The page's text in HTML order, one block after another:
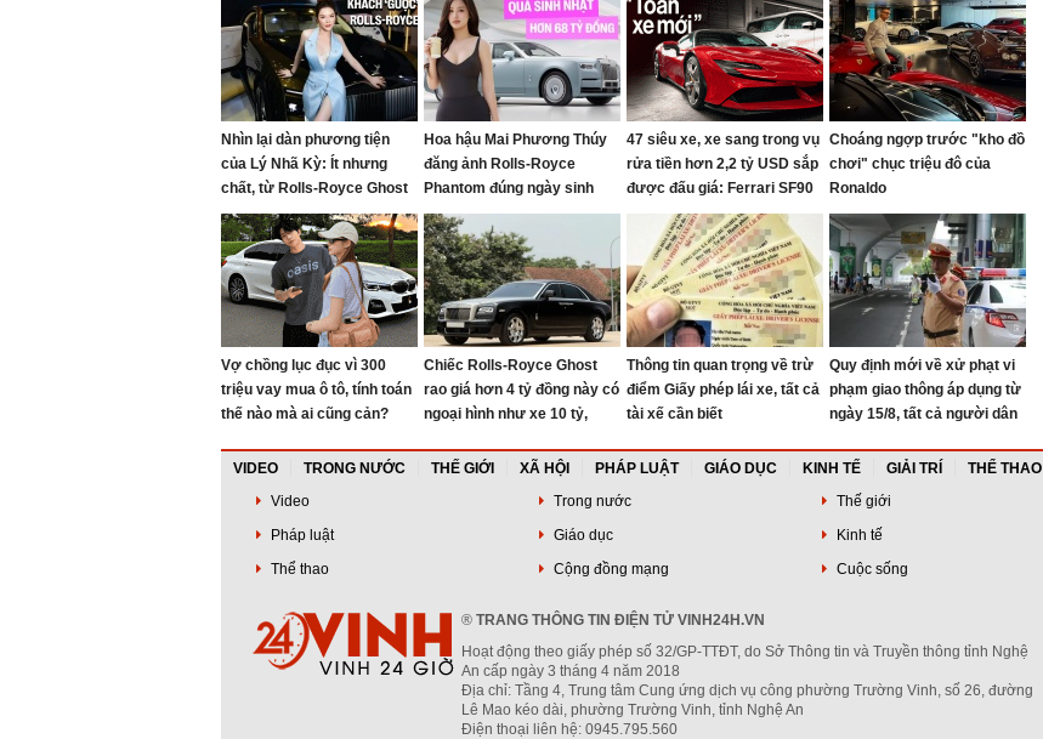
Nhìn lại dàn phương tiện
của Lý Nhã Kỳ: Ít nhưng
chất, từ Rolls-Royce Ghost
đến du thuyền hơn 100 tỷ
đồng
Hoa hậu Mai Phương Thúy
đăng ảnh Rolls-Royce
Phantom đúng ngày sinh
nhật: Bản giới hạn 10 chiếc
toàn cầu, giá quy đổi gần 68
tỷ đồng
47 siêu xe, xe sang trong vụ
rửa tiền hơn 2,2 tỷ USD sắp
được đấu giá: Ferrari SF90
gần như mới, Rolls-Royce
xếp hàng dài
Choáng ngợp trước "kho đồ
chơi" chục triệu đô của
Ronaldo
Vợ chồng lục đục vì 300
triệu vay mua ô tô, tính toán
thế nào mà ai cũng cản?
Chiếc Rolls-Royce Ghost
rao giá hơn 4 tỷ đồng này có
ngoại hình như xe 10 tỷ,
dưỡng lớn 800 triệu đồng’
Thông tin quan trọng về trừ
điểm Giấy phép lái xe, tất cả
tài xế cần biết
Quy định mới về xử phạt vi
phạm giao thông áp dụng từ
ngày 15/8, tất cả người dân
VIDEO TRONG NƯỚC THẾ GIỚI XÃ HỘI PHÁP LUẬT GIÁO DỤC KINH TẾ GIẢI TRÍ THỂ THAO
Video
Trong nước Thế giới
Pháp luật
Giáo dục Kinh tế
Thể thao
Cộng đồng mạng Cuộc sống
® TRANG THÔNG TIN ĐIỆN TỬ VINH24H.VN
Hoạt động theo giấy phép số 32/GP-TTĐT, do Sở Thông tin và Truyền thông tỉnh Nghệ
An cấp ngày 3 tháng 4 năm 2018
Địa chỉ: Tầng 4, Trung tâm Cung ứng dịch vụ công phường Trường Vinh, số 26, đường
Lê Mao kéo dài, phường Trường Vinh, tỉnh Nghệ An
Điện thoại liên hệ: 0945.795.560